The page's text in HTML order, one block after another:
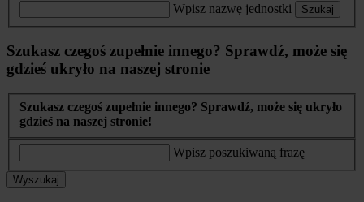
Wpisz nazwę jednostki Szukaj
Szukasz czegoś zupełnie innego? Sprawdź, może się
gdzieś ukryło na naszej stronie
Szukasz czegoś zupełnie innego? Sprawdź, może się ukryło
gdzieś na naszej stronie!
Wpisz poszukiwaną frazę
Wyszukaj